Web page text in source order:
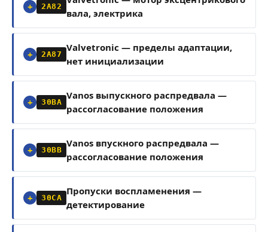
2A82
вала, электрика
2A87
Valvetronic — пределы адаптации,
нет инициализации
30BA
Vanos выпускного распредвала —
рассогласование положения
30BB
Vanos впускного распредвала —
рассогласование положения
30CA
Пропуски воспламенения —
детектирование